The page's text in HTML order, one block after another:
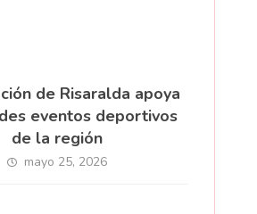
de Risaralda apoya
eventos deportivos
de la región
mayo 25, 2026